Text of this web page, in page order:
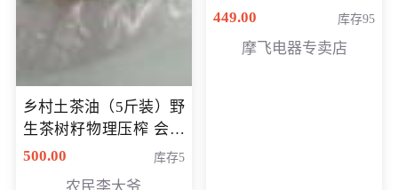
乡村土茶油（5斤装）野
生茶树籽物理压榨 会员
专享价400元
500.00 库存5
专享价366元
449.00 库存95
摩飞电器专卖店